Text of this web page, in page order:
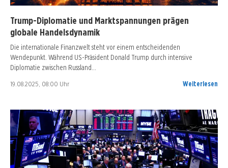
Trump-Diplomatie und Marktspannungen prägen
globale Handelsdynamik
Die internationale Finanzwelt steht vor einem entscheidenden
Wendepunkt. Während US-Präsident Donald Trump durch intensive
Diplomatie zwischen Russland…
19.08.2025, 08:00 Uhr Weiterlesen